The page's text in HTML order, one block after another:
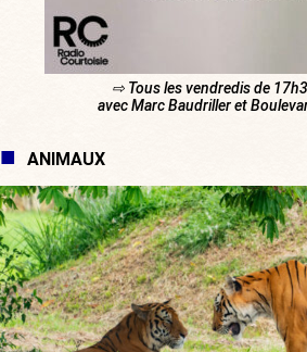
⇨ Tous les vendredis de
avec Marc Baudriller et
ANIMAUX